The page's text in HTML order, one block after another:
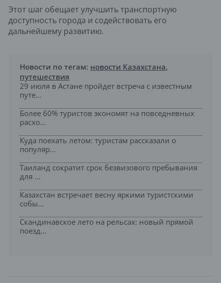
Этот шаг обещает улучшить транспортную
доступность города и содействовать его
дальнейшему развитию.
Новости по тегам: новости Казахстана,
путешествия
29 июля в Астане пройдет встреча с известным
путе...
Более 60% туристов экономят на повседневных
расхо...
Куда поехать летом: туристам рассказали о
популяр...
Таиланд сократит срок безвизового пребывания
для ...
Казахстан встречает весну яркими туристскими
собы...
Скандинавское лето на рельсах: новый прямой
поезд...